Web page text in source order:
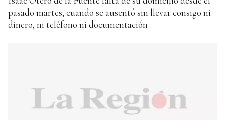
pasado martes, cuando se ausentó sin llevar consigo ni
dinero, ni teléfono ni documentación